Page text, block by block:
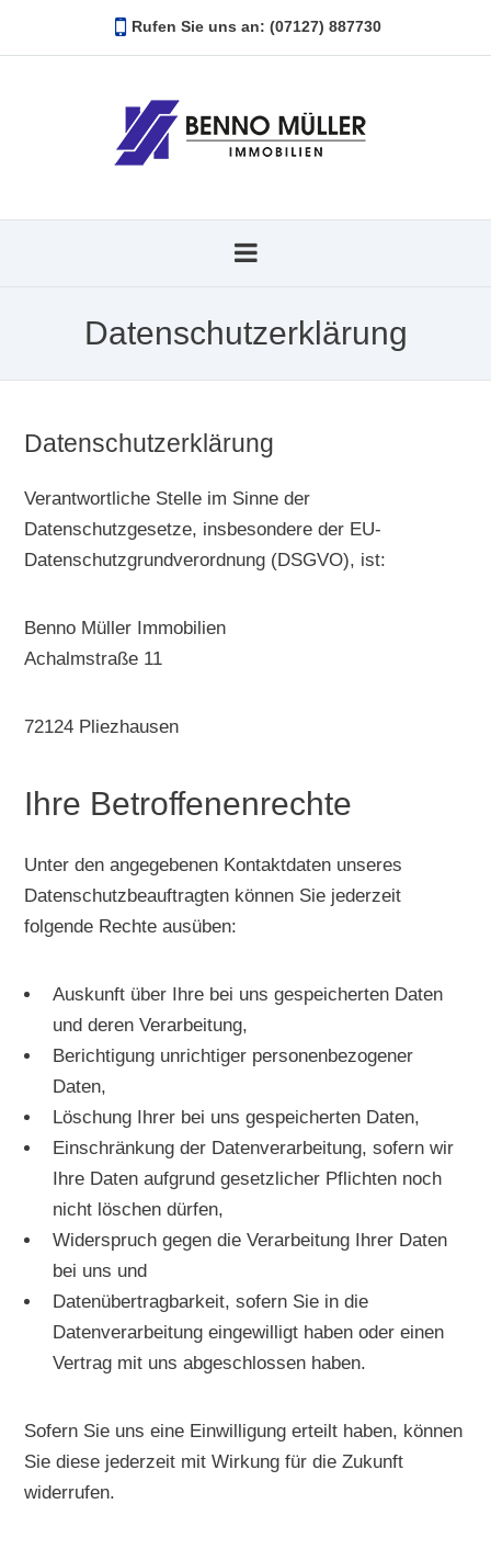
Rufen Sie uns an: (07127) 887730
Datenschutzerklärung
Datenschutzerklärung
Verantwortliche Stelle im Sinne der
Datenschutzgesetze, insbesondere der EU-
Datenschutzgrundverordnung (DSGVO), ist:
Benno Müller Immobilien
Achalmstraße 11
72124 Pliezhausen
Ihre Betroffenenrechte
Unter den angegebenen Kontaktdaten unseres
Datenschutzbeauftragten können Sie jederzeit
folgende Rechte ausüben:
Auskunft über Ihre bei uns gespeicherten Daten
und deren Verarbeitung,
Berichtigung unrichtiger personenbezogener
Daten,
Löschung Ihrer bei uns gespeicherten Daten,
Einschränkung der Datenverarbeitung, sofern wir
Ihre Daten aufgrund gesetzlicher Pflichten noch
nicht löschen dürfen,
Widerspruch gegen die Verarbeitung Ihrer Daten
bei uns und
Datenübertragbarkeit, sofern Sie in die
Datenverarbeitung eingewilligt haben oder einen
Vertrag mit uns abgeschlossen haben.
Sofern Sie uns eine Einwilligung erteilt haben, können
Sie diese jederzeit mit Wirkung für die Zukunft
widerrufen.